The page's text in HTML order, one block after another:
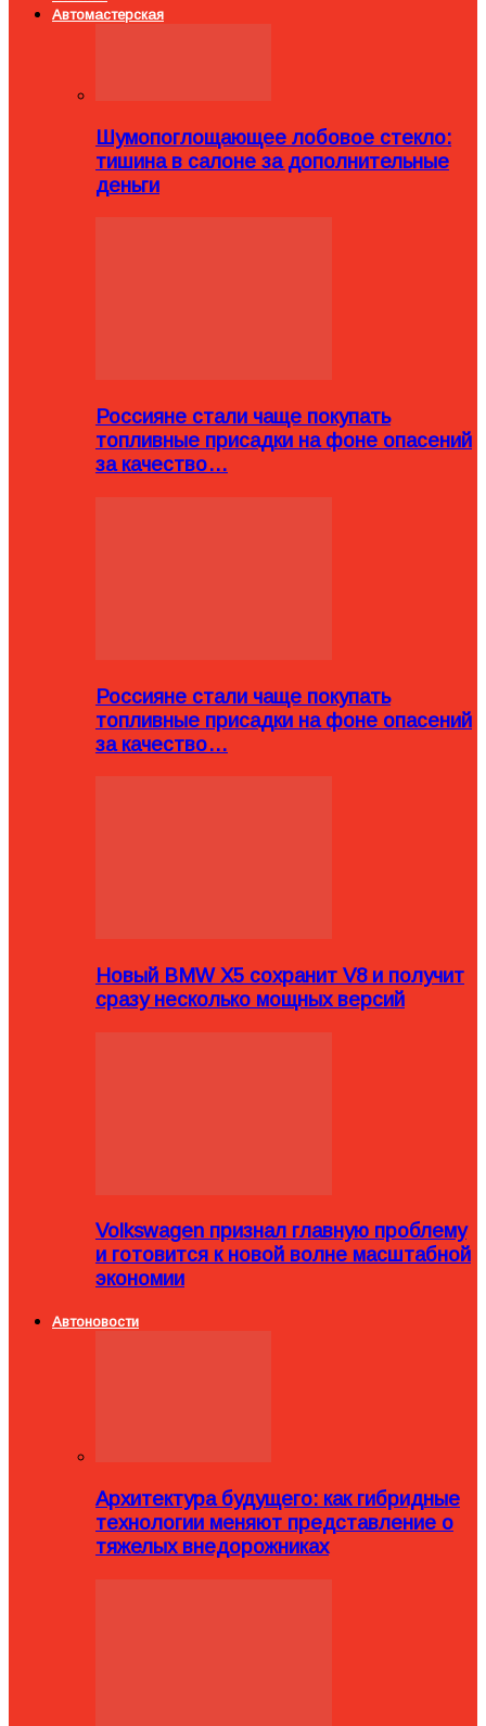
Автомастерская
Шумопоглощающее лобовое стекло:
тишина в салоне за дополнительные
деньги
Россияне стали чаще покупать
топливные присадки на фоне опасений
за качество…
Россияне стали чаще покупать
топливные присадки на фоне опасений
за качество…
Новый BMW X5 сохранит V8 и получит
сразу несколько мощных версий
Volkswagen признал главную проблему
и готовится к новой волне масштабной
экономии
Автоновости
Архитектура будущего: как гибридные
технологии меняют представление о
тяжелых внедорожниках